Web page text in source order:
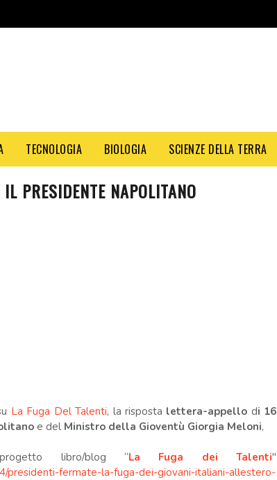
TECNOLOGIA BIOLOGIA SCIENZE DELLA TERRA
PRESIDENTE NAPOLITANO
La Fuga Del Talenti, la risposta lettera-appello di 16
e del Ministro della Gioventù Giorgia Meloni,
libro/blog “La Fuga dei Talenti"
presidenti-fermate-la-fuga-dei-giovani-italiani-allestero-